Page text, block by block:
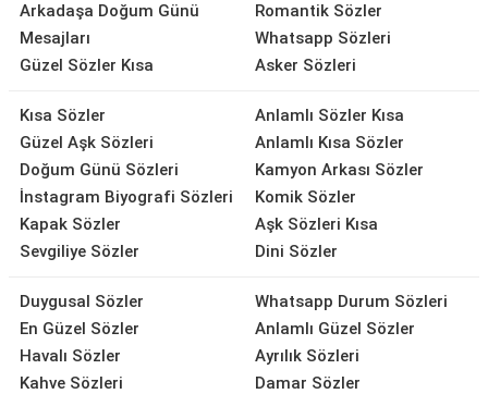
Arkadaşa Doğum Günü
Mesajları
Güzel Sözler Kısa
Romantik Sözler
Whatsapp Sözleri
Asker Sözleri
Kısa Sözler
Güzel Aşk Sözleri
Doğum Günü Sözleri
İnstagram Biyografi Sözleri
Kapak Sözler
Sevgiliye Sözler
Anlamlı Sözler Kısa
Anlamlı Kısa Sözler
Kamyon Arkası Sözler
Komik Sözler
Aşk Sözleri Kısa
Dini Sözler
Duygusal Sözler
En Güzel Sözler
Havalı Sözler
Kahve Sözleri
Whatsapp Durum Sözleri
Anlamlı Güzel Sözler
Ayrılık Sözleri
Damar Sözler